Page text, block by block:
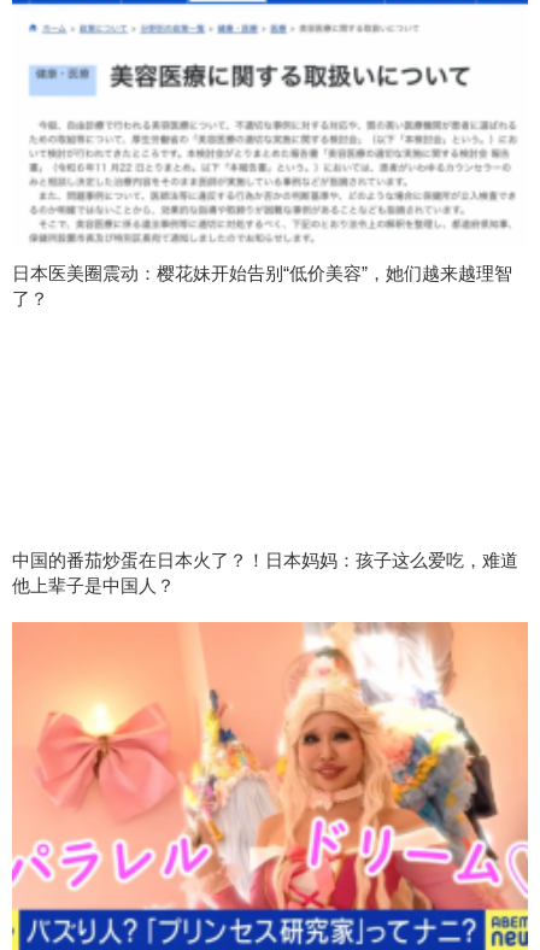
日本医美圈震动：樱花妹开始告别“低价美容”，她们越来越理智
了？
中国的番茄炒蛋在日本火了？！日本妈妈：孩子这么爱吃，难道
他上辈子是中国人？